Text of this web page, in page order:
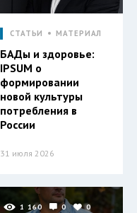
СТАТЬИ МАТЕРИАЛ
БАДы и здоровье:
IPSUM о
формировании
новой культуры
потребления в
России
31 июля 2026
1 160 0 0